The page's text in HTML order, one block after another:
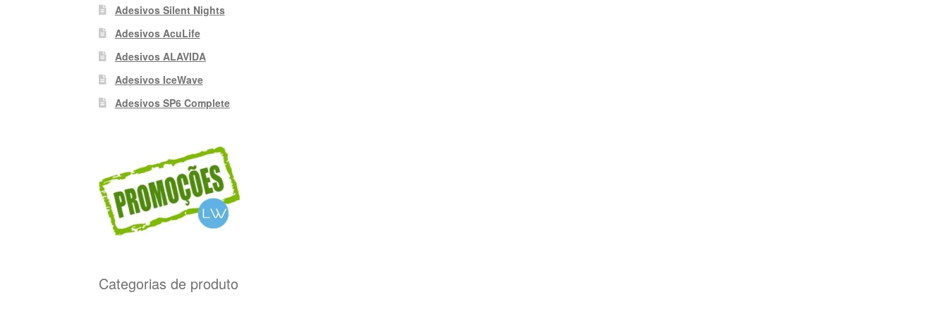
Adesivos Silent Nights
Adesivos AcuLife
Adesivos ALAVIDA
Adesivos IceWave
Adesivos SP6 Complete
Categorias de produto